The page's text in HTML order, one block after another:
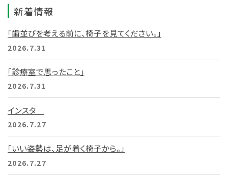
新着情報
「歯並びを考える前に、椅子を見てください。」
2026.7.31
「診療室で思ったこと」
2026.7.31
インスタ
2026.7.27
「いい姿勢は、足が着く椅子から。」
2026.7.27